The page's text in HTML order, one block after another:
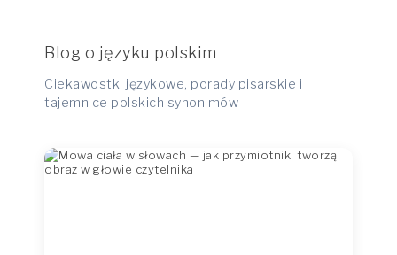
Blog o języku polskim
Ciekawostki językowe, porady pisarskie i
tajemnice polskich synonimów